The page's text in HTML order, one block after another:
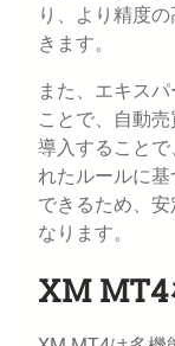
り、より精度
きます。
また、エキス
ことで、自動
導入すること
れたルールに
できるため、
なります。
XM MT4